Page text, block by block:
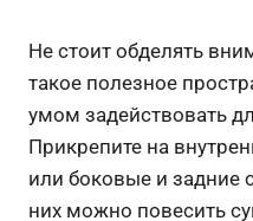
Не стоит обделять
такое полезное
умом задействовать
Прикрепите на
или боковые и задние
них можно повесить